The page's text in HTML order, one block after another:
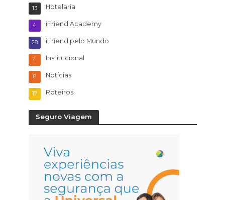
Hotelaria
13
iFriend Academy
4
iFriend pelo Mundo
28
Institucional
4
Notícias
8
Roteiros
17
Seguro Viagem